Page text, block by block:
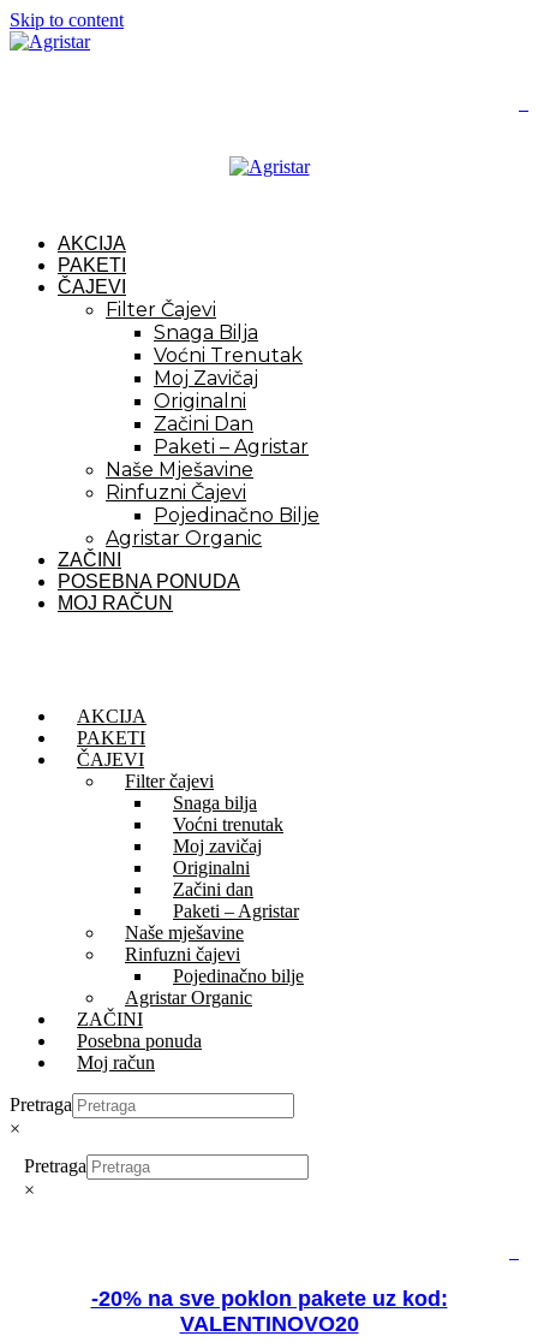
Skip to content
AKCIJA
PAKETI
ČAJEVI
Filter Čajevi
Snaga Bilja
Voćni Trenutak
Moj Zavičaj
Originalni
Začini Dan
Paketi – Agristar
Naše Mješavine
Rinfuzni Čajevi
Pojedinačno Bilje
Agristar Organic
ZAČINI
POSEBNA PONUDA
MOJ RAČUN
AKCIJA
PAKETI
ČAJEVI
Filter čajevi
Snaga bilja
Voćni trenutak
Moj zavičaj
Originalni
Začini dan
Paketi – Agristar
Naše mješavine
Rinfuzni čajevi
Pojedinačno bilje
Agristar Organic
ZAČINI
Posebna ponuda
Moj račun
Pretraga
×
Pretraga
×
-20% na sve poklon pakete uz kod:
VALENTINOVO20